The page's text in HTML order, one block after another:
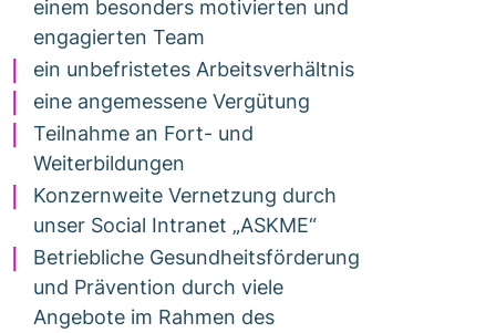
einem besonders motivierten und
engagierten Team
ein unbefristetes Arbeitsverhältnis
eine angemessene Vergütung
Teilnahme an Fort- und
Weiterbildungen
Konzernweite Vernetzung durch
unser Social Intranet „ASKME“
Betriebliche Gesundheitsförderung
und Prävention durch viele
Angebote im Rahmen des